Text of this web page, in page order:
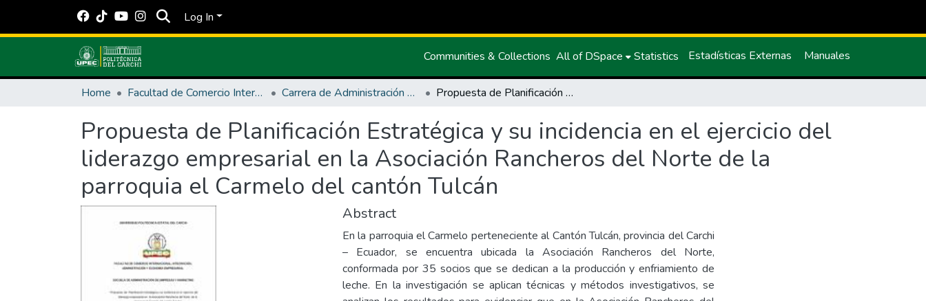
Log In
Communities & Collections All of DSpace Statistics Estadísticas Externas Manuales
Home Facultad de Comercio Internacional, Integración, Administración y Economía Empresarial Carrera de Administración de Empresas y Marketing Propuesta de Planificación Estratégica y su incidencia en el ejercicio del liderazgo empresarial en la Asociación Rancheros del Norte de la parroquia el Carmelo del cantón Tulcán
Propuesta de Planificación Estratégica y su incidencia en el ejercicio del
liderazgo empresarial en la Asociación Rancheros del Norte de la
parroquia el Carmelo del cantón Tulcán
Abstract
En la parroquia el Carmelo perteneciente al Cantón Tulcán, provincia del Carchi
– Ecuador, se encuentra ubicada la Asociación Rancheros del Norte,
conformada por 35 socios que se dedican a la producción y enfriamiento de
leche. En la investigación se aplican técnicas y métodos investigativos, se